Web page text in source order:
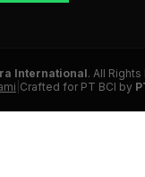
International. All
Crafted for PT BCI by